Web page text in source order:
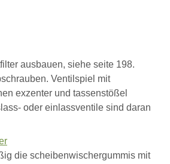
ausbauen, siehe seite 198.
Ventilspiel mit
exzenter und tassenstößel
oder einlassventile sind daran
die scheibenwischergummis mit